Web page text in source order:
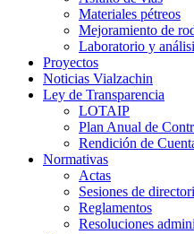
Materiales pétreos
Mejoramiento de
Laboratorio y
Proyectos
Noticias Vialzachin
Ley de Transparencia
LOTAIP
Plan Anual de
Rendición de
Normativas
Actas
Sesiones de
Reglamentos
Resoluciones